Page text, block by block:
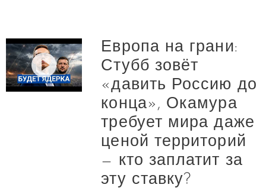
Европа на грани:
Стубб зовёт
«давить Россию до
конца», Окамура
требует мира даже
ценой территорий
— кто заплатит за
эту ставку?